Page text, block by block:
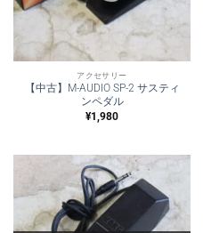
アクセサリー
【中古】M-AUDIO SP-2 サスティ
ンペダル
¥1,980